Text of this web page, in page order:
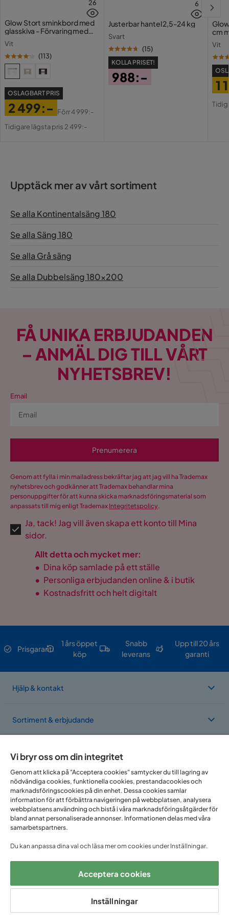
26
Glow Stort sminkbord med
glasskiva - Förvaring med
Vit
(113)
OSLAGBART PRIS
Pris
2 499:-
Original
Förr4 999:-
Tidigare lägsta pris 2 499:-
6
Justerbar hantel 2,5-24 kg
Svart
(15)
KOLLA PRISET!
988:-
cm
Vit
1
Upptäck mer av vårt sortiment
Se alla Kontinentalsäng 180
Se alla Säng 180
Se alla Grå säng
Se alla Dubbelsäng 180x200
FÅ UNIKA ERBJUDANDEN
– ANMÄL DIG TILL VÅRT
NYHETSBREV!
Email
Prenumerera
Genom att fylla i min mailadress bekräftar jag att jag vill ha Trademax
nyhetsbrev och godkänner att Trademax behandlar mina
personuppgifter för att kunna skicka marknadsföringsmaterial som
anpassats till mig enligt Trademax Integritetspolicy.
Ja, tack! Jag vill även skapa ett konto till Mina
sidor.
Allt detta och mycket mer:
• Dina köp samlade på ett ställe
• Personliga erbjudanden online & i butik
• Kostnadsfritt och helt digitalt
Prisgaranti
1 års öppet
köp
Snabb
leverans
Upp till 20 års
garanti
Hjälp & kontakt
Sortiment & erbjudande
Om Trademax
Vi finns i flera länder
Följ oss på:
Vi bryr oss om din integritet
Genom att klicka på "Acceptera cookies" samtycker du till lagring av
nödvändiga cookies, funktionella cookies, prestandacookies och
marknadsföringscookies på din enhet. Dessa cookies samlar
information för att förbättra navigeringen på webbplatsen, analysera
webbplatsens användning och bistå i våra marknadsföringsåtgärder för
bland annat personaliserade annonser. Informationen delas med våra
samarbetspartners.
Du kan anpassa dina val och läsa mer om cookies under Inställningar.
Acceptera cookies
Inställningar